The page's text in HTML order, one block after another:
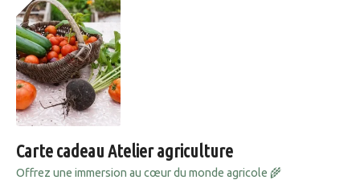
Carte cadeau Atelier agriculture
Offrez une immersion au cœur du monde agricole 🌾